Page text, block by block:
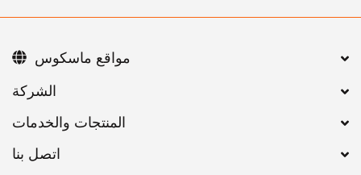
اتصل بنا
مواقع ماسكوس